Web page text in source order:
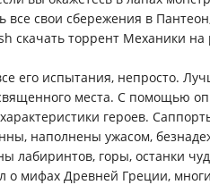
все свои сбережения в
скачать торрент Механики на
его испытания, непросто.
места. С помощью
героев.
наполнены ужасом,
лабиринтов, горы, останки
о мифах Древней Греции,